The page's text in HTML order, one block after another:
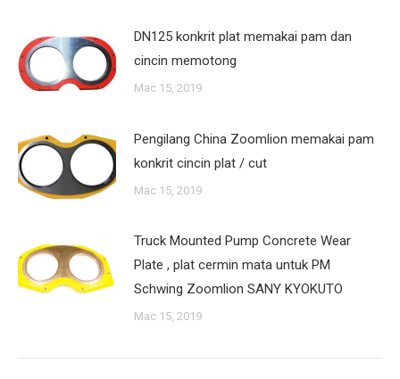
DN125 konkrit plat memakai pam dan
cincin memotong
Mac 15, 2019
Pengilang China Zoomlion memakai pam
konkrit cincin plat / cut
Mac 15, 2019
Truck Mounted Pump Concrete Wear
Plate , plat cermin mata untuk PM
Schwing Zoomlion SANY KYOKUTO
Mac 15, 2019